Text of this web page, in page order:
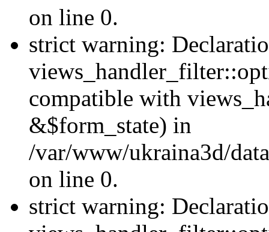
on line 0.
strict warning:
compatible with
&$form_state) in
/var/www/ukraina3d/
on line 0.
strict warning: